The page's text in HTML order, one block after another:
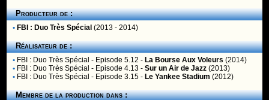
Producteur de :
• FBI : Duo Très Spécial (2013 - 2014)
Réalisateur de :
• FBI : Duo Très Spécial - Episode 5.12 - La Bourse Aux Voleurs (2014)
• FBI : Duo Très Spécial - Episode 4.13 -Sur un Air de Jazz (2013)
• FBI : Duo Très Spécial - Episode 3.15 - Le Yankee Stadium (2012)
Membre de la production dans :